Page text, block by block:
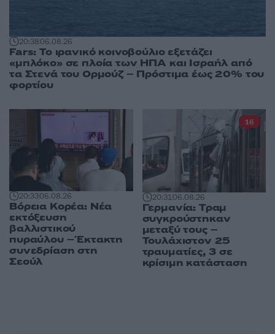
20:3806.08.26
Fars: Το ιρανικό κοινοβούλιο εξετάζει
«μπλόκο» σε πλοία των ΗΠΑ και Ισραήλ από
τα Στενά του Ορμούζ – Πρόστιμα έως 20% του
φορτίου
20:3306.08.26
Βόρεια Κορέα: Νέα
εκτόξευση
βαλλιστικού
πυραύλου – Έκτακτη
συνεδρίαση στη
Σεούλ
20:3106.08.26
Γερμανία: Tραμ
συγκρούστηκαν
μεταξύ τους –
Τουλάχιστον 25
τραυματίες, 3 σε
κρίσιμη κατάσταση
16